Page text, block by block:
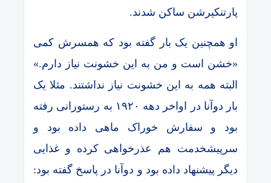
پارتنکیرشن ساکن شدند.
او همچنین یک بار گفته بود که همسرش کمی
«خشن است و من به این خشونت نیاز دارم.»
البته همه به این خشونت نیاز نداشتند. مثلا یک
بار دوآنا در اواخر دهه ۱۹۲۰ به رستورانی رفته
بود و سفارش خوراک ماهی داده بود و
سرپیشخدمت هم عذرخواهی کرده و غذایی
دیگر پیشنهاد داده بود و دوآنا در پاسخ گفته بود: